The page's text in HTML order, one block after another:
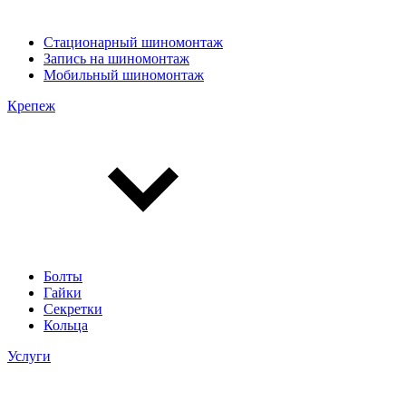
Стационарный шиномонтаж
Запись на шиномонтаж
Мобильный шиномонтаж
Крепеж
Болты
Гайки
Секретки
Кольца
Услуги